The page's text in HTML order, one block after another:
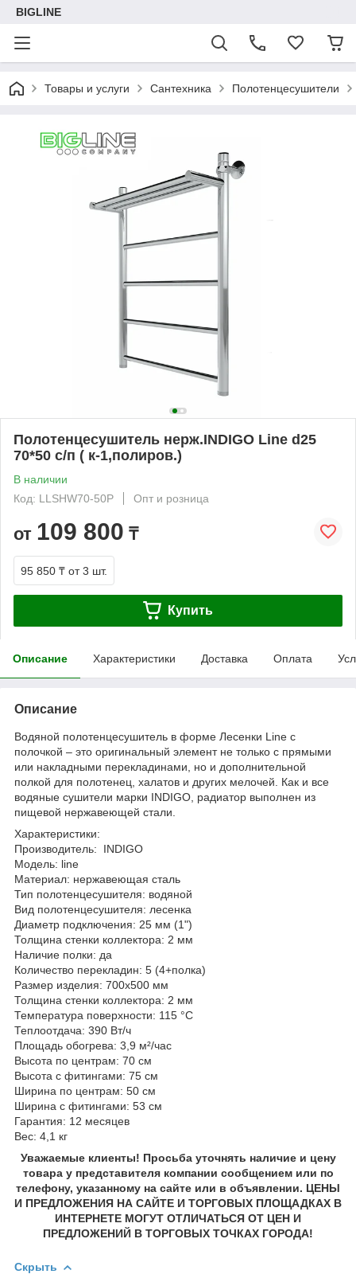
BIGLINE
Товары и услуги Сантехника Полотенцесушители
Полотенцесушитель нерж.INDIGO Line d25
70*50 с/п ( к-1,полиров.)
В наличии
Код: LLSHW70-50P
Опт и розница
от 109 800 ₸
95 850 ₸ от 3 шт.
Купить
Описание Характеристики Доставка Оплата
Описание
Водяной полотенцесушитель в форме Лесенки Line с
полочкой – это оригинальный элемент не только с прямыми
или накладными перекладинами, но и дополнительной
полкой для полотенец, халатов и других мелочей. Как и все
водяные сушители марки INDIGO, радиатор выполнен из
пищевой нержавеющей стали.
Характеристики:
Производитель: INDIGO
Модель: line
Материал: нержавеющая сталь
Тип полотенцесушителя: водяной
Вид полотенцесушителя: лесенка
Диаметр подключения: 25 мм (1")
Толщина стенки коллектора: 2 мм
Наличие полки: да
Количество перекладин: 5 (4+полка)
Размер изделия: 700x500 мм
Толщина стенки коллектора: 2 мм
Температура поверхности: 115 °С
Теплоотдача: 390 Вт/ч
Площадь обогрева: 3,9 м²/час
Высота по центрам: 70 см
Высота с фитингами: 75 см
Ширина по центрам: 50 см
Ширина с фитингами: 53 см
Гарантия: 12 месяцев
Вес: 4,1 кг
Уважаемые клиенты! Просьба уточнять наличие и цену
товара у представителя компании сообщением или по
телефону, указанному на сайте или в объявлении. ЦЕНЫ
И ПРЕДЛОЖЕНИЯ НА САЙТЕ И ТОРГОВЫХ ПЛОЩАДКАХ В
ИНТЕРНЕТЕ МОГУТ ОТЛИЧАТЬСЯ ОТ ЦЕН И
ПРЕДЛОЖЕНИЙ В ТОРГОВЫХ ТОЧКАХ ГОРОДА!
Скрыть